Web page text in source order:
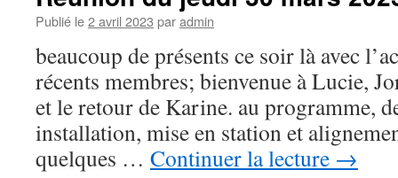
Publié le2 avril 2023 paradmin
beaucoup de présents ce soir là avec
récents membres; bienvenue à Lucie,
et le retour de Karine. au programme,
installation, mise en station et
quelques … Continuer la lecture →